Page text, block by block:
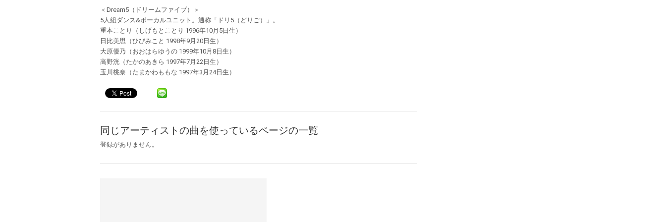
＜Dream5（ドリームファイブ）＞
5人組ダンス&ボーカルユニット。通称「ドリ5（どりご）」。
重本ことり（しげもとことり 1996年10月5日生）
日比美思（ひびみこと 1998年9月20日生）
大原優乃（おおはらゆうの 1999年10月8日生）
高野洸（たかのあきら 1997年7月22日生）
玉川桃奈（たまかわももな 1997年3月24日生）
同じアーティストの曲を使っているページの一覧
登録がありません。